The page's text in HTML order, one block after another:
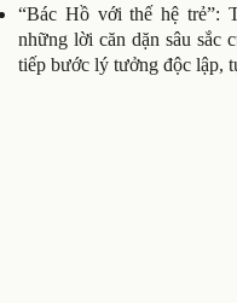
“Bác Hồ với thế hệ trẻ”:
những lời căn dặn sâu sắc
tiếp bước lý tưởng độc lập,